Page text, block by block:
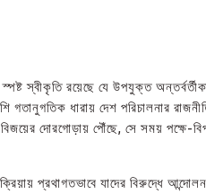
স্বীকৃতি রয়েছে যে উপযুক্ত
গতানুগতিক ধারায় দেশ পরিচালনার
দোরগোড়ায় পৌঁছে, সে সময় পক্ষে-
প্রথাগতভাবে যাদের বিরুদ্ধে